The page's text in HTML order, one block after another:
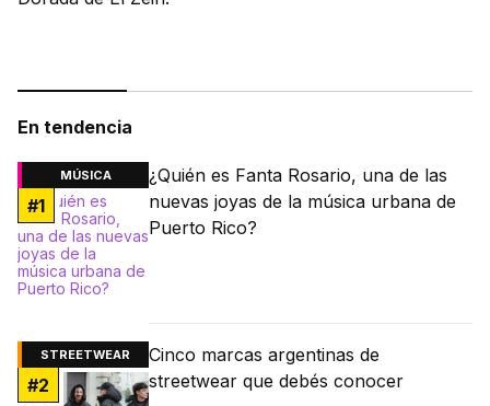
En tendencia
MÚSICA
#1
¿Quién es Fanta Rosario, una de las
nuevas joyas de la música urbana de
Puerto Rico?
STREETWEAR
#2
Cinco marcas argentinas de
streetwear que debés conocer